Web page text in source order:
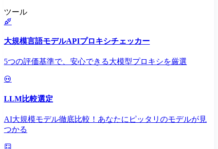
ツール
大規模言語モデルAPIプロキシチェッカー
5つの評価基準で、安心できる大模型プロキシを厳選
LLM比較選定
AI大規模モデル徹底比較！あなたにピッタリのモデルが見
つかる